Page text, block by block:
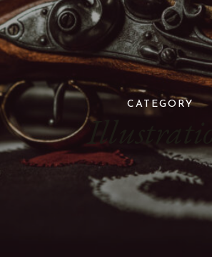
CATEGORY
Illustration